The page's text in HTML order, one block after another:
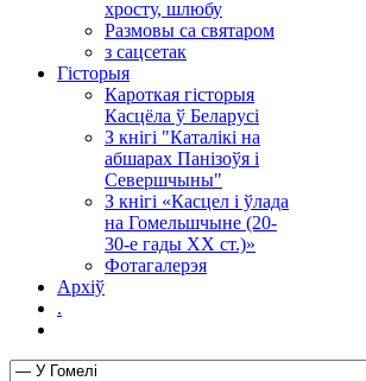
хросту, шлюбу
Размовы са святаром
з сацсетак
Гісторыя
Кароткая гісторыя
Касцёла ў Беларусі
З кнігі "Каталікі на
абшарах Панізоўя і
Севершчыны"
З кнігі «Касцел і ўлада
на Гомельшчыне (20-
30-е гады ХХ ст.)»
Фотагалерэя
Архіў
.